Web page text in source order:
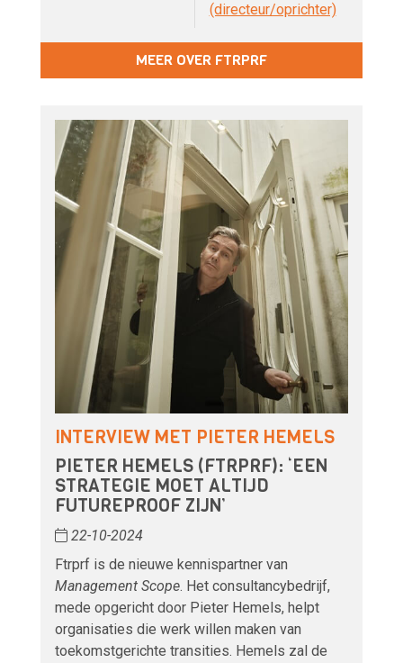
(directeur/oprichter)
MEER OVER FTRPRF
INTERVIEW MET PIETER HEMELS
PIETER HEMELS (FTRPRF): ‘EEN
STRATEGIE MOET ALTIJD
FUTUREPROOF ZIJN’
22-10-2024
Ftrprf is de nieuwe kennispartner van
Management Scope. Het consultancybedrijf,
mede opgericht door Pieter Hemels, helpt
organisaties die werk willen maken van
toekomstgerichte transities. Hemels zal de